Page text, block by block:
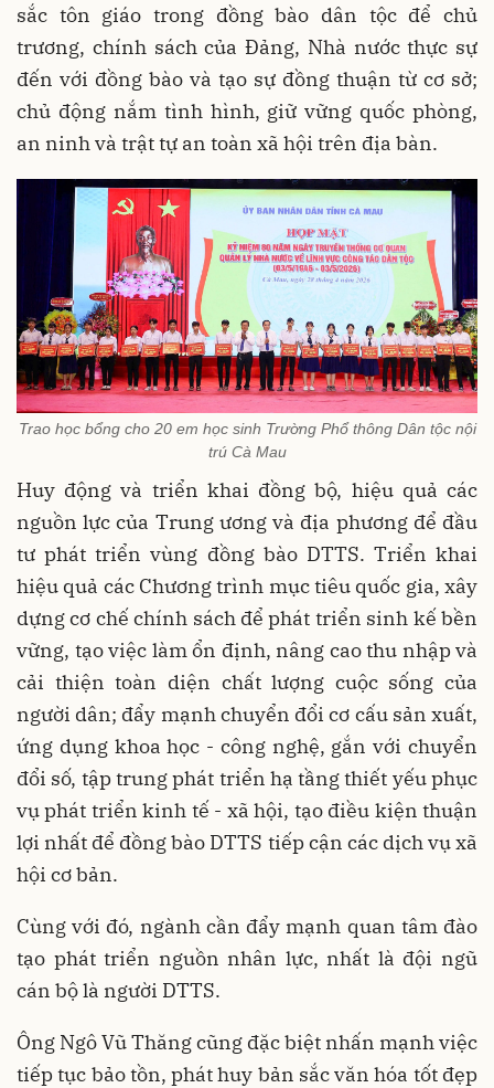
sắc tôn giáo trong đồng bào dân tộc để chủ
trương, chính sách của Đảng, Nhà nước thực sự
đến với đồng bào và tạo sự đồng thuận từ cơ sở;
chủ động nắm tình hình, giữ vững quốc phòng,
an ninh và trật tự an toàn xã hội trên địa bàn.
Trao học bổng cho 20 em học sinh Trường Phổ thông Dân tộc nội
trú Cà Mau
Huy động và triển khai đồng bộ, hiệu quả các
nguồn lực của Trung ương và địa phương để đầu
tư phát triển vùng đồng bào DTTS. Triển khai
hiệu quả các Chương trình mục tiêu quốc gia, xây
dựng cơ chế chính sách để phát triển sinh kế bền
vững, tạo việc làm ổn định, nâng cao thu nhập và
cải thiện toàn diện chất lượng cuộc sống của
người dân; đẩy mạnh chuyển đổi cơ cấu sản xuất,
ứng dụng khoa học - công nghệ, gắn với chuyển
đổi số, tập trung phát triển hạ tầng thiết yếu phục
vụ phát triển kinh tế - xã hội, tạo điều kiện thuận
lợi nhất để đồng bào DTTS tiếp cận các dịch vụ xã
hội cơ bản.
Cùng với đó, ngành cần đẩy mạnh quan tâm đào
tạo phát triển nguồn nhân lực, nhất là đội ngũ
cán bộ là người DTTS.
Ông Ngô Vũ Thăng cũng đặc biệt nhấn mạnh việc
tiếp tục bảo tồn, phát huy bản sắc văn hóa tốt đẹp